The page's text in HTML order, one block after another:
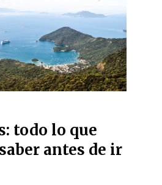
todo lo que
antes de ir